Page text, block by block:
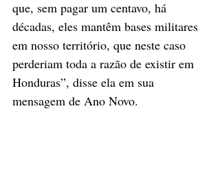
que, sem pagar um centavo, há
décadas, eles mantêm bases militares
em nosso território, que neste caso
perderiam toda a razão de existir em
Honduras”, disse ela em sua
mensagem de Ano Novo.